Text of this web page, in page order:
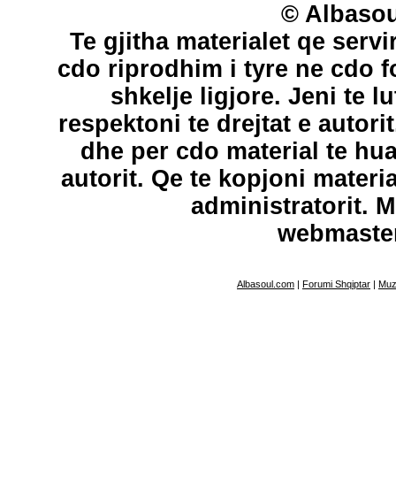
©
Te gjitha materialet qe
cdo riprodhim i tyre ne cdo
shkelje ligjore. Jeni te
respektoni te drejtat e
dhe per cdo material te
autorit. Qe te kopjoni
administratorit.
Albasoul.com | Forumi Shqiptar |